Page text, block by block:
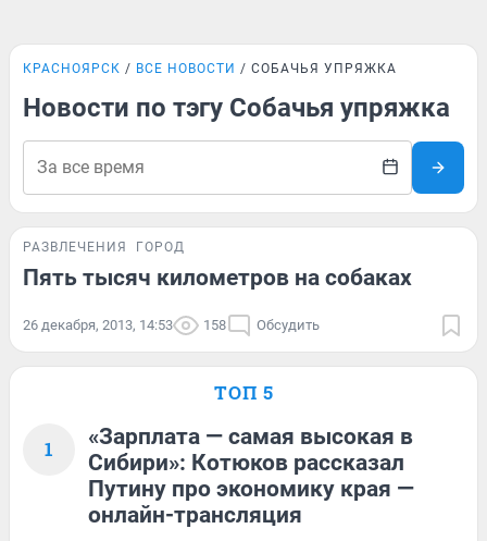
КРАСНОЯРСК ВСЕ НОВОСТИ СОБАЧЬЯ УПРЯЖКА
Новости по тэгу Собачья упряжка
РАЗВЛЕЧЕНИЯ ГОРОД
Пять тысяч километров на собаках
26 декабря, 2013, 14:53 158 Обсудить
ТОП 5
1
«Зарплата — самая высокая в
Сибири»: Котюков рассказал
Путину про экономику края —
онлайн-трансляция